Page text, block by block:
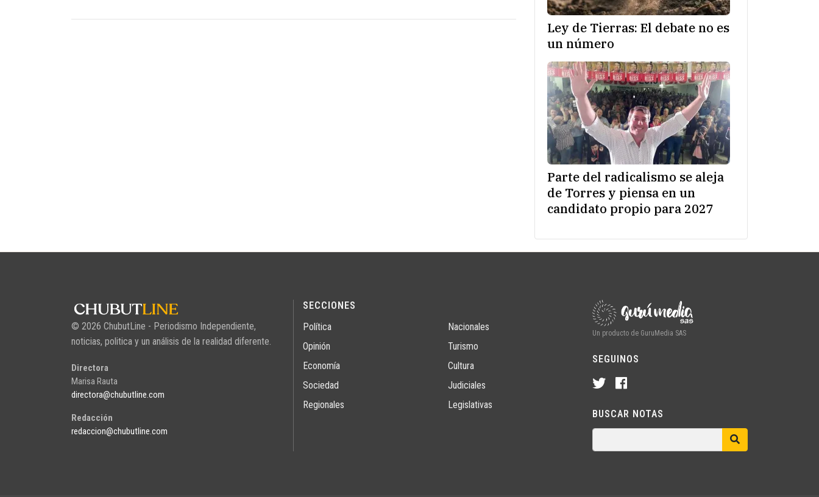
Ley de Tierras: El debate no es
un número
Parte del radicalismo se aleja
de Torres y piensa en un
candidato propio para 2027
© 2026 ChubutLine - Periodismo Independiente,
noticias, politica y un análisis de la realidad diferente.
Directora
Marisa Rauta
directora@chubutline.com
Redacción
redaccion@chubutline.com
SECCIONES
Política
Opinión
Economía
Sociedad
Regionales
Nacionales
Turismo
Cultura
Judiciales
Legislativas
Un producto de GuruMedia SAS
SEGUINOS
BUSCAR NOTAS